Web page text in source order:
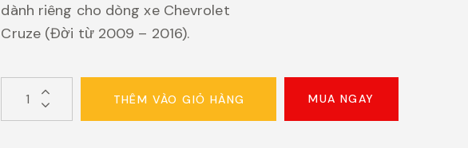
dành riêng cho dòng xe Chevrolet
Cruze (Đời từ 2009 – 2016).
THÊM VÀO GIỎ HÀNG MUA NGAY